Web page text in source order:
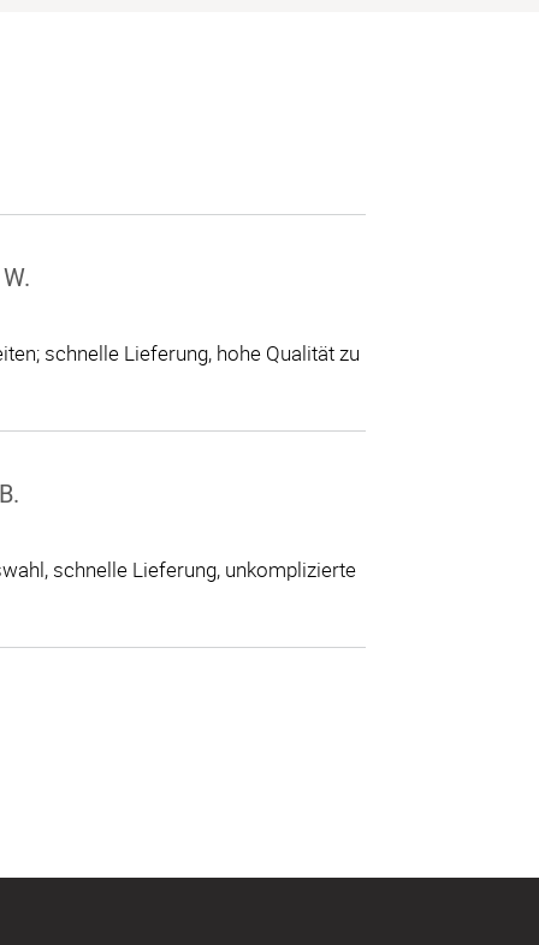
schnelle Lieferung, hohe Qualität zu
schnelle Lieferung, unkomplizierte